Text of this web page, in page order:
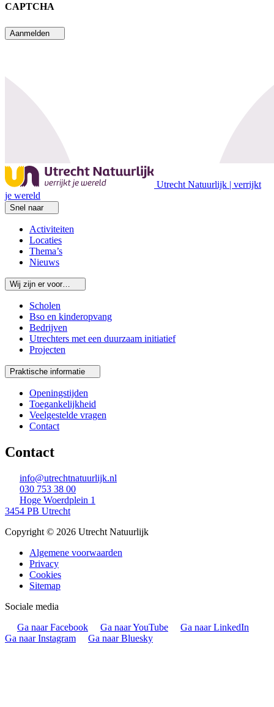
CAPTCHA
Aanmelden
Utrecht Natuurlijk | verrijkt
je wereld
Snel naar
Activiteiten
Locaties
Thema’s
Nieuws
Wij zijn er voor…
Scholen
Bso en kinderopvang
Bedrijven
Utrechters met een duurzaam initiatief
Projecten
Praktische informatie
Openingstijden
Toegankelijkheid
Veelgestelde vragen
Contact
Contact
info@utrechtnatuurlijk.nl
030 753 38 00
Hoge Woerdplein 1
3454 PB Utrecht
Copyright © 2026 Utrecht Natuurlijk
Algemene voorwaarden
Privacy
Cookies
Sitemap
Sociale media
Ga naar Facebook
Ga naar YouTube
Ga naar LinkedIn
Ga naar Instagram
Ga naar Bluesky